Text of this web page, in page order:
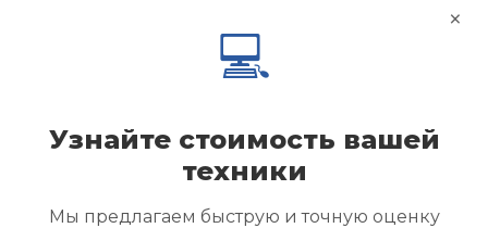
×
💻
Узнайте стоимость вашей
техники
Мы предлагаем быструю и точную оценку